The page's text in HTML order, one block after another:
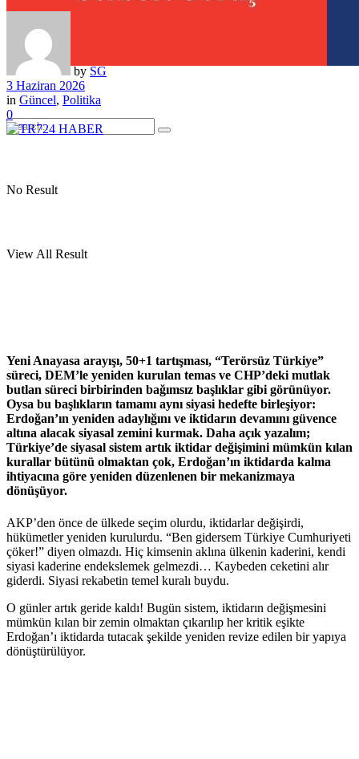
No Result
View All Result
by SG
3 Haziran 2026
in Güncel, Politika
0
Yeni Anayasa arayışı, 50+1 tartışması, “Terörsüz Türkiye”
süreci, DEM’le yeniden kurulan temas ve CHP’deki mutlak
butlan süreci birbirinden bağımsız başlıklar gibi görünüyor.
Oysa bu başlıkların tamamı aynı siyasi hedefte birleşiyor:
Erdoğan’ın yeniden adaylığını ve iktidarın devamını güvence
altına alacak siyasal zemini kurmak. Daha açık yazalım;
Türkiye’de siyasal sistem artık iktidar değişimini mümkün kılan
kurallar bütünü olmaktan çok, Erdoğan’ın iktidarda kalma
ihtiyacına göre yeniden düzenlenen bir mekanizmaya
dönüşüyor.
AKP’den önce de ülkede seçim olurdu, iktidarlar değişirdi,
hükümetler yeniden kurulurdu. “Ben gidersem Türkiye Cumhuriyeti
çöker!” diyen olmazdı. Hiç kimsenin aklına ülkenin kaderini, kendi
siyasi kaderine endekslemek gelmezdi… Kaybeden ceketini alır
giderdi. Siyasi rekabetin temel kuralı buydu.
O günler artık geride kaldı! Bugün sistem, iktidarın değişmesini
mümkün kılan bir zemin olmaktan çıkarılıp her kritik eşikte
Erdoğan’ı iktidarda tutacak şekilde yeniden revize edilen bir yapıya
dönüştürülüyor.